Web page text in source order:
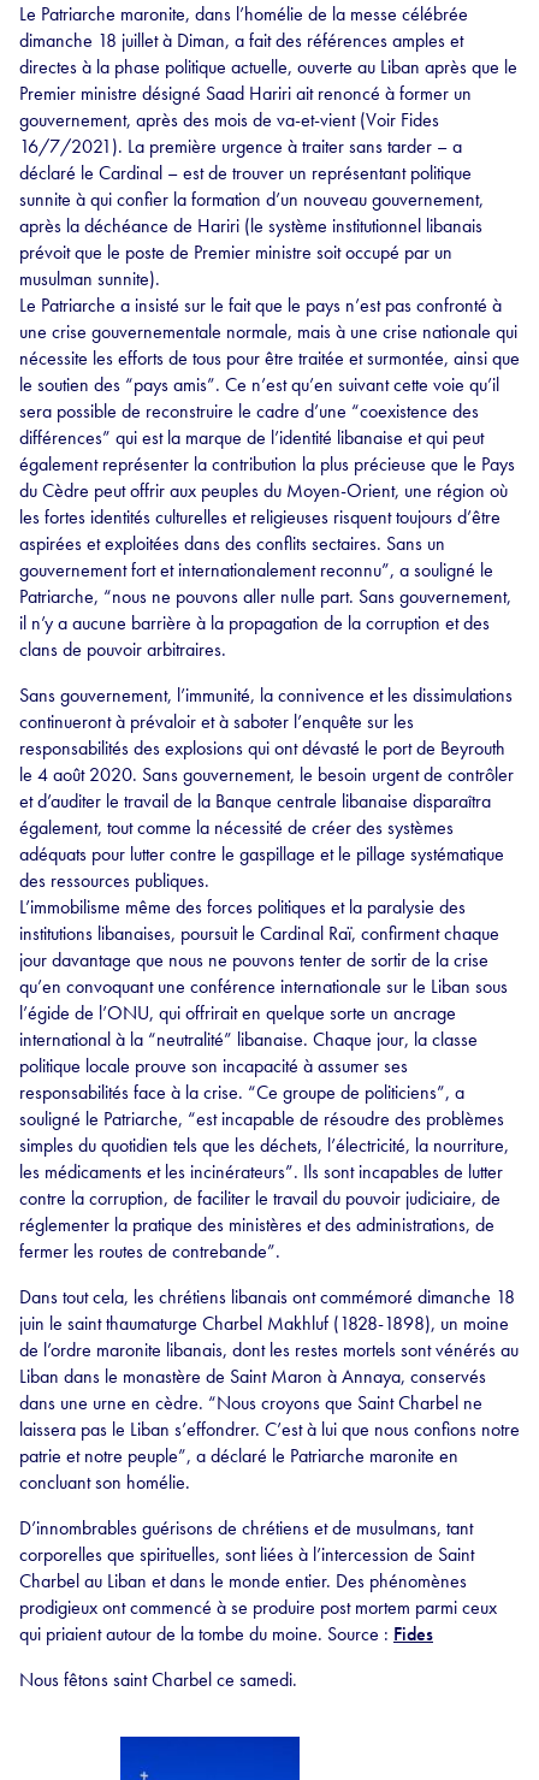
Le Patriarche maronite, dans l’homélie de la messe célébrée
dimanche 18 juillet à Diman, a fait des références amples et
directes à la phase politique actuelle, ouverte au Liban après que le
Premier ministre désigné Saad Hariri ait renoncé à former un
gouvernement, après des mois de va-et-vient (Voir Fides
16/7/2021). La première urgence à traiter sans tarder – a
déclaré le Cardinal – est de trouver un représentant politique
sunnite à qui confier la formation d’un nouveau gouvernement,
après la déchéance de Hariri (le système institutionnel libanais
prévoit que le poste de Premier ministre soit occupé par un
musulman sunnite).
Le Patriarche a insisté sur le fait que le pays n’est pas confronté à
une crise gouvernementale normale, mais à une crise nationale qui
nécessite les efforts de tous pour être traitée et surmontée, ainsi que
le soutien des “pays amis”. Ce n’est qu’en suivant cette voie qu’il
sera possible de reconstruire le cadre d’une “coexistence des
différences” qui est la marque de l’identité libanaise et qui peut
également représenter la contribution la plus précieuse que le Pays
du Cèdre peut offrir aux peuples du Moyen-Orient, une région où
les fortes identités culturelles et religieuses risquent toujours d’être
aspirées et exploitées dans des conflits sectaires. Sans un
gouvernement fort et internationalement reconnu”, a souligné le
Patriarche, “nous ne pouvons aller nulle part. Sans gouvernement,
il n’y a aucune barrière à la propagation de la corruption et des
clans de pouvoir arbitraires.
Sans gouvernement, l’immunité, la connivence et les dissimulations
continueront à prévaloir et à saboter l’enquête sur les
responsabilités des explosions qui ont dévasté le port de Beyrouth
le 4 août 2020. Sans gouvernement, le besoin urgent de contrôler
et d’auditer le travail de la Banque centrale libanaise disparaîtra
également, tout comme la nécessité de créer des systèmes
adéquats pour lutter contre le gaspillage et le pillage systématique
des ressources publiques.
L’immobilisme même des forces politiques et la paralysie des
institutions libanaises, poursuit le Cardinal Raï, confirment chaque
jour davantage que nous ne pouvons tenter de sortir de la crise
qu’en convoquant une conférence internationale sur le Liban sous
l’égide de l’ONU, qui offrirait en quelque sorte un ancrage
international à la “neutralité” libanaise. Chaque jour, la classe
politique locale prouve son incapacité à assumer ses
responsabilités face à la crise. “Ce groupe de politiciens”, a
souligné le Patriarche, “est incapable de résoudre des problèmes
simples du quotidien tels que les déchets, l’électricité, la nourriture,
les médicaments et les incinérateurs”. Ils sont incapables de lutter
contre la corruption, de faciliter le travail du pouvoir judiciaire, de
réglementer la pratique des ministères et des administrations, de
fermer les routes de contrebande”.
Dans tout cela, les chrétiens libanais ont commémoré dimanche 18
juin le saint thaumaturge Charbel Makhluf (1828-1898), un moine
de l’ordre maronite libanais, dont les restes mortels sont vénérés au
Liban dans le monastère de Saint Maron à Annaya, conservés
dans une urne en cèdre. “Nous croyons que Saint Charbel ne
laissera pas le Liban s’effondrer. C’est à lui que nous confions notre
patrie et notre peuple”, a déclaré le Patriarche maronite en
concluant son homélie.
D’innombrables guérisons de chrétiens et de musulmans, tant
corporelles que spirituelles, sont liées à l’intercession de Saint
Charbel au Liban et dans le monde entier. Des phénomènes
prodigieux ont commencé à se produire post mortem parmi ceux
qui priaient autour de la tombe du moine. Source : Fides
Nous fêtons saint Charbel ce samedi.